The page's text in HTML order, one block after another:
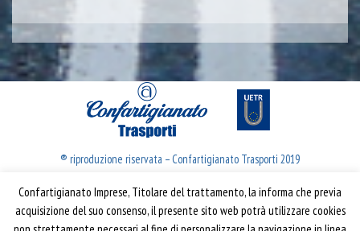
® riproduzione riservata – Confartigianato Trasporti 2019
Confartigianato Trasporti
Confartigianato Imprese, Titolare del trattamento, la informa che previa
acquisizione del suo consenso, il presente sito web potrà utilizzare cookies